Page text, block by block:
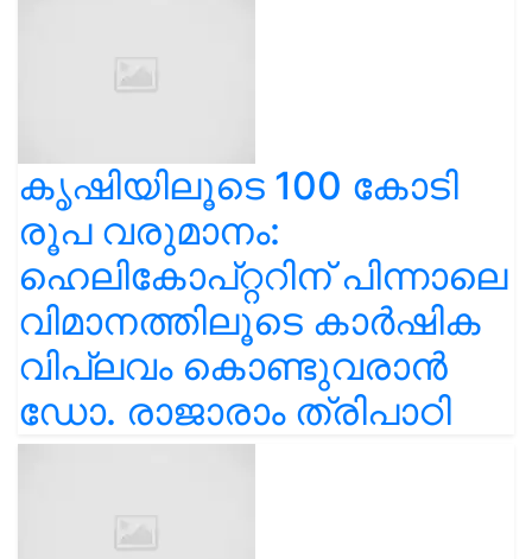
കൃഷിയിലൂടെ 100 കോടി
രൂപ വരുമാനം:
ഹെലികോപ്റ്ററിന് പിന്നാലെ
വിമാനത്തിലൂടെ കാർഷിക
വിപ്ലവം കൊണ്ടുവരാൻ
ഡോ. രാജാരാം ത്രിപാഠി